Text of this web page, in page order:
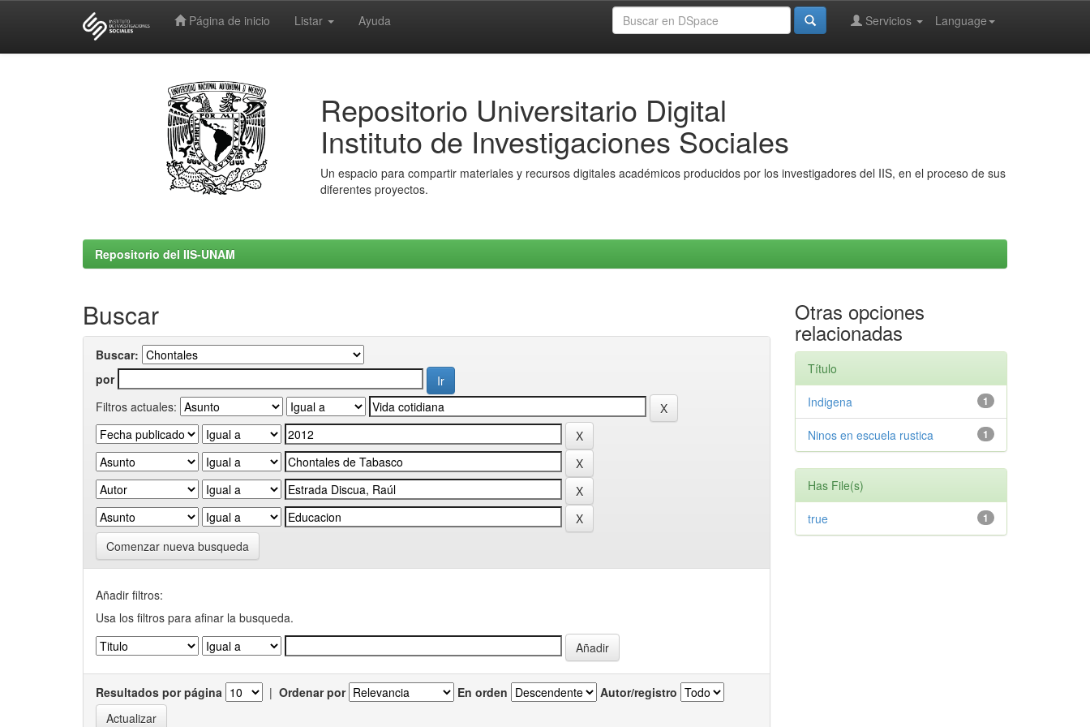
Página de inicio Listar Ayuda Language
Servicios
Repositorio Universitario Digital
Instituto de Investigaciones Sociales
Un espacio para compartir materiales y recursos digitales académicos producidos por los investigadores del IIS, en el proceso de sus
diferentes proyectos.
Repositorio del IIS-UNAM
Buscar
Buscar:
por
Filtros actuales:
Comenzar nueva busqueda
Añadir filtros:
Usa los filtros para afinar la busqueda.
Resultados por página | Ordenar por En orden Autor/registro
Otras opciones
relacionadas
Título
1
Indigena
1
Ninos en escuela rustica
Has File(s)
1
true